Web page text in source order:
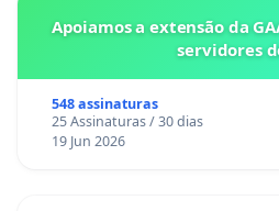
Apoiamos a extensão da
servidores
548 assinaturas
25 Assinaturas / 30 dias
19 Jun 2026